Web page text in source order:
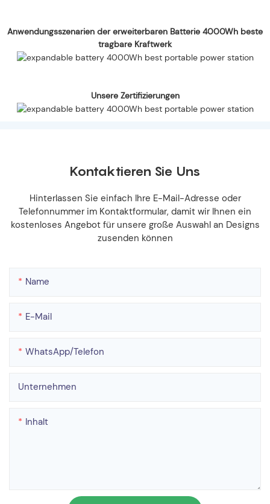
Anwendungsszenarien der erweiterbaren Batterie 4000Wh beste
tragbare Kraftwerk
Unsere Zertifizierungen
Kontaktieren Sie Uns
Hinterlassen Sie einfach Ihre E-Mail-Adresse oder
Telefonnummer im Kontaktformular, damit wir Ihnen ein
kostenloses Angebot für unsere große Auswahl an Designs
zusenden können
Name
E-Mail
WhatsApp/Telefon
Unternehmen
Inhalt